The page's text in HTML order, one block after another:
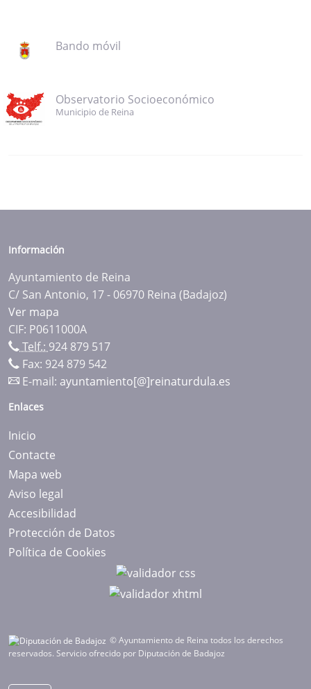
Bando móvil
Observatorio Socioeconómico
Municipio de Reina
Información
Ayuntamiento de Reina
C/ San Antonio, 17 - 06970 Reina (Badajoz)
Ver mapa
CIF: P0611000A
Telf.: 924 879 517
Fax: 924 879 542
E-mail: ayuntamiento[@]reinaturdula.es
Enlaces
Inicio
Contacte
Mapa web
Aviso legal
Accesibilidad
Protección de Datos
Política de Cookies
© Ayuntamiento de Reina todos los derechos
reservados. Servicio ofrecido por Diputación de Badajoz